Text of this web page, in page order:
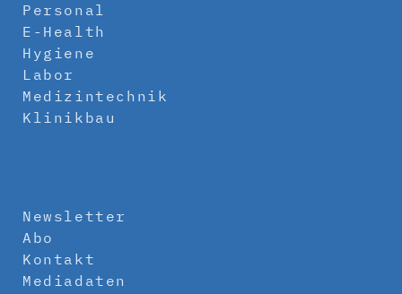
Personal
E-Health
Hygiene
Labor
Medizintechnik
Klinikbau
Newsletter
Abo
Kontakt
Mediadaten